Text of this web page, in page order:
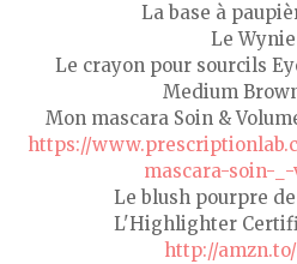
La base à
Le
Le crayon pour sourcils
Medium
Mon mascara Soin &
https://
mascara-soin-_-
Le blush pourpre
L'Highlighter
http://amzn.to/